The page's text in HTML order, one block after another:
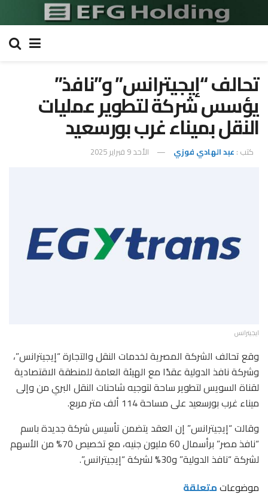
تحالف “إيجيترانس” و”نافذ”
يؤسس شركة لتطوير عمليات
النقل بميناء غرب بورسعيد
كتب : عبد الهادي فوزي الأحد 9 فبراير 2025
ايجيترانس
وقع تحالف الشركة المصرية لخدمات النقل والتجارة “إيجيترانس”،
وشركة نافذ الدولية عقدًا مع الهيئة العامة للمنطقة الاقتصادية
لقناة السويس لتطوير ساحة لتوجيه شاحنات النقل البري من وإلى
ميناء غرب بورسعيد على مساحة 114 ألف متر مربع.
وقالت “إيجيترانس” إن العقد يتضمن تأسيس شركة جديدة باسم
“نافذ مصر” برأسمال 60 مليون جنيه، مع تخصيص 70% من الأسهم
لشركة “نافذ الدولية” و30% لشركة “إيجيترانس”.
موضوعاتمتعلقة